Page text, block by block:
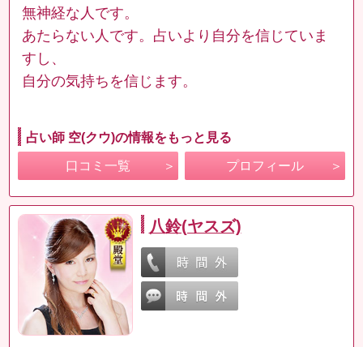
無神経な人です。
あたらない人です。占いより自分を信じていま
すし、
自分の気持ちを信じます。
占い師 空(クウ)の情報をもっと見る
口コミ一覧 プロフィール
八鈴(ヤスズ)